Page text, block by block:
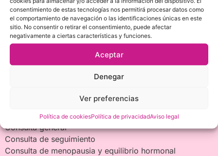
consentimiento de estas tecnologías nos permitirá procesar datos como
el comportamiento de navegación o las identificaciones únicas en este
sitio. No consentir o retirar el consentimiento, puede afectar
negativamente a ciertas características y funciones.
Aceptar
Denegar
Ver preferencias
Política de cookiesPolítica de privacidadAviso legal
¡Sígueme!
Protección de datos
Aviso legal
Términos y condiciones
Consulta Online
Consulta general
Consulta de seguimiento
Consulta de menopausia y equilibrio hormonal